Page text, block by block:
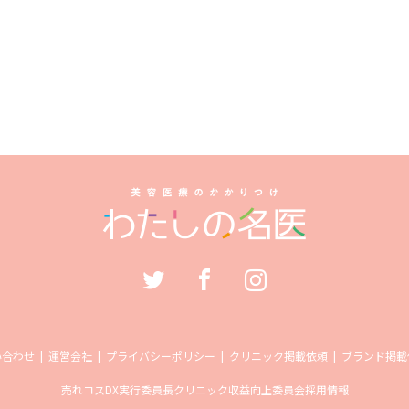
わせ 運営会社 プライバシーポリシー クリニック掲載依頼 ブランド掲
売れコスDX実行委員長クリニック収益向上委員会採用情報